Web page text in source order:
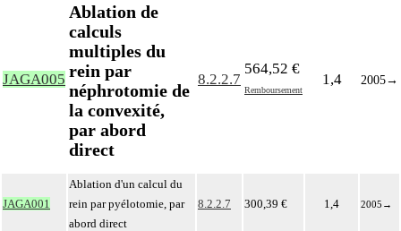
JAGA005
Ablation de
calculs
multiples du
rein par
néphrotomie de
la convexité,
par abord
direct
8.2.2.7
564,52 €
Remboursement
1,4 2005→
JAGA001
Ablation d'un calcul du
rein par pyélotomie, par
abord direct
8.2.2.7 300,39 € 1,4 2005 →